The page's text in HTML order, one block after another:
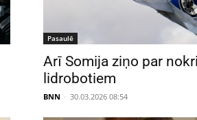
Pasaulē
Arī Somija ziņo par
lidrobotiem
BNN - 30.03.2026 08:54